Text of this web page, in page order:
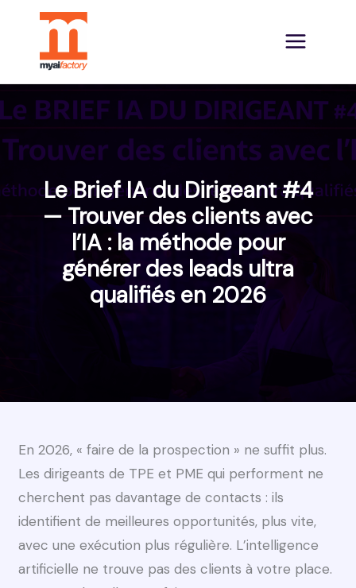
Le Brief IA du Dirigeant #4
— Trouver des clients avec
l’IA : la méthode pour
générer des leads ultra
qualifiés en 2026
En 2026, « faire de la prospection » ne suffit plus.
Les dirigeants de TPE et PME qui performent ne
cherchent pas davantage de contacts : ils
identifient de meilleures opportunités, plus vite,
avec une exécution plus régulière. L’intelligence
artificielle ne trouve pas des clients à votre place.